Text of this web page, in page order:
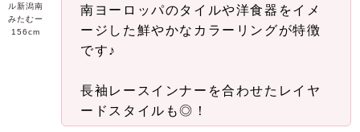
ル新潟南
みたむー
156cm
南ヨーロッパのタイルや洋食器をイメ
ージした鮮やかなカラーリングが特徴
です♪
長袖レースインナーを合わせたレイヤ
ードスタイルも◎！